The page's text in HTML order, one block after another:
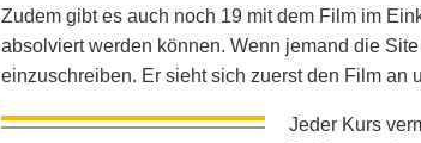
Zudem gibt es auch noch 19 mit dem Film im
absolviert werden können. Wenn jemand die
einzuschreiben. Er sieht sich zuerst den Film an
Jeder Kurs